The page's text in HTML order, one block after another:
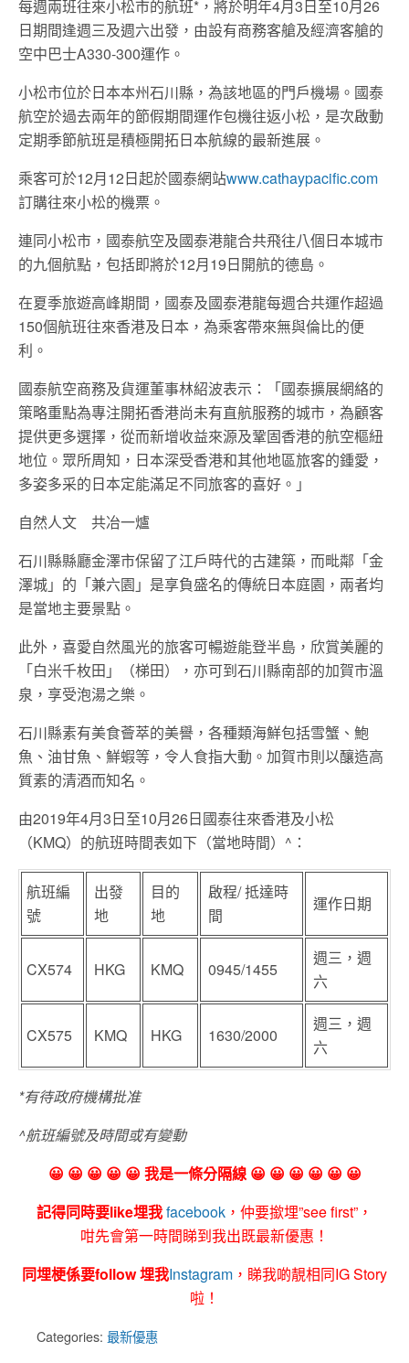
每週兩班往來小松市的航班*，將於明年4月3日至10月26
日期間逢週三及週六出發，由設有商務客艙及經濟客艙的
空中巴士A330-300運作。
小松市位於日本本州石川縣，為該地區的門戶機場。國泰
航空於過去兩年的節假期間運作包機往返小松，是次啟動
定期季節航班是積極開拓日本航線的最新進展。
乘客可於12月12日起於國泰網站www.cathaypacific.com
訂購往來小松的機票。
連同小松市，國泰航空及國泰港龍合共飛往八個日本城市
的九個航點，包括即將於12月19日開航的德島。
在夏季旅遊高峰期間，國泰及國泰港龍每週合共運作超過
150個航班往來香港及日本，為乘客帶來無與倫比的便
利。
國泰航空商務及貨運董事林紹波表示：「國泰擴展網絡的
策略重點為專注開拓香港尚未有直航服務的城市，為顧客
提供更多選擇，從而新增收益來源及鞏固香港的航空樞紐
地位。眾所周知，日本深受香港和其他地區旅客的鍾愛，
多姿多采的日本定能滿足不同旅客的喜好。」
自然人文 共冶一爐
石川縣縣廳金澤市保留了江戶時代的古建築，而毗鄰「金
澤城」的「兼六園」是享負盛名的傳統日本庭園，兩者均
是當地主要景點。
此外，喜愛自然風光的旅客可暢遊能登半島，欣賞美麗的
「白米千枚田」（梯田），亦可到石川縣南部的加賀市溫
泉，享受泡湯之樂。
石川縣素有美食薈萃的美譽，各種類海鮮包括雪蟹、鮑
魚、油甘魚、鮮蝦等，令人食指大動。加賀市則以釀造高
質素的清酒而知名。
由2019年4月3日至10月26日國泰往來香港及小松
（KMQ）的航班時間表如下（當地時間）^：
航班編
號
出發
地
目的
地
啟程/ 抵達時
間
運作日期
CX574 HKG KMQ 0945/1455
週三，週
六
CX575 KMQ HKG 1630/2000
週三，週
六
*有待政府機構批准
^航班編號及時間或有變動
😀 😀 😀 😀 😀 我是一條分隔線 😀 😀 😀 😀 😀 😀
記得同時要like埋我facebook ，仲要撳埋”see first”，
咁先會第一時間睇到我出既最新優惠！
同埋梗係要follow 埋我Instagram ，睇我啲靚相同IG Story
啦！
Categories: 最新優惠